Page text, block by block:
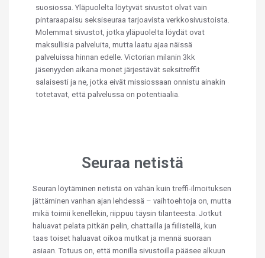
suosiossa. Yläpuolelta löytyvät sivustot olvat vain
pintaraapaisu seksiseuraa tarjoavista verkkosivustoista.
Molemmat sivustot, jotka yläpuolelta löydät ovat
maksullisia palveluita, mutta laatu ajaa näissä
palveluissa hinnan edelle. Victorian milanin 3kk
jäsenyyden aikana monet järjestävät seksitreffit
salaisesti ja ne, jotka eivät missiossaan onnistu ainakin
totetavat, että palvelussa on potentiaalia.
Seuraa netistä
Seuran löytäminen netistä on vähän kuin treffi-ilmoituksen
jättäminen vanhan ajan lehdessä – vaihtoehtoja on, mutta
mikä toimii kenellekin, riippuu täysin tilanteesta. Jotkut
haluavat pelata pitkän pelin, chattailla ja fiilistellä, kun
taas toiset haluavat oikoa mutkat ja mennä suoraan
asiaan. Totuus on, että monilla sivustoilla pääsee alkuun